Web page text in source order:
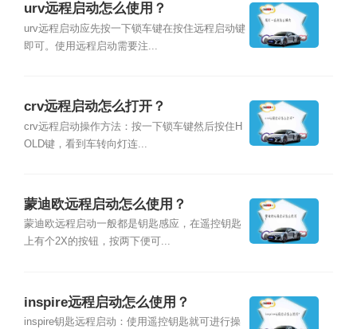
urv远程启动怎么使用？
urv远程启动应先按一下锁车键在按住远程启动键
即可。使用远程启动需要注...
crv远程启动怎么打开？
crv远程启动操作方法：按一下锁车键然后按住H
OLD键，看到车转向灯连...
蒙迪欧远程启动怎么使用？
蒙迪欧远程启动一般都是钥匙感应，在遥控钥匙
上有个2X的按钮，按两下便可...
inspire远程启动怎么使用？
inspire钥匙远程启动：使用遥控钥匙就可进行操